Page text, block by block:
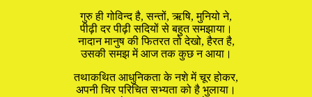
गुरु ही गोविन्द है, सन्तों, ऋषि, मुनियो ने,
पीढ़ी दर पीढ़ी सदियों से बहुत समझाया।
नादान मानुष की फितरत तो देखो, हैरत है,
उसकी समझ में आज तक कुछ न आया।
तथाकथित आधुनिकता के नशे में चूर होकर,
अपनी चिर परिचित सभ्यता को है भुलाया।